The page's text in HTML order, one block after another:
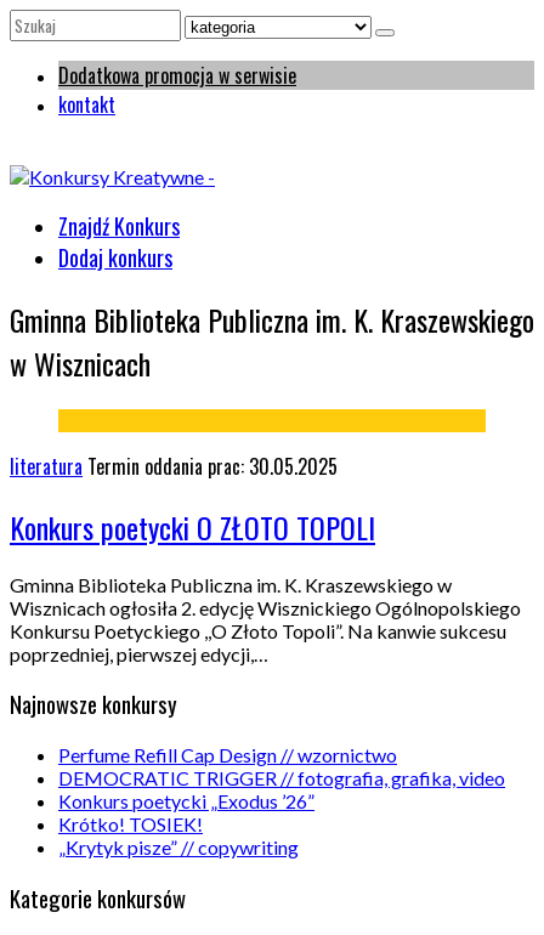
Dodatkowa promocja w serwisie
kontakt
Znajdź Konkurs
Dodaj konkurs
Gminna Biblioteka Publiczna im. K. Kraszewskiego
w Wisznicach
literatura Termin oddania prac: 30.05.2025
Konkurs poetycki O ZŁOTO TOPOLI
Gminna Biblioteka Publiczna im. K. Kraszewskiego w
Wisznicach ogłosiła 2. edycję Wisznickiego Ogólnopolskiego
Konkursu Poetyckiego ,,O Złoto Topoli”. Na kanwie sukcesu
poprzedniej, pierwszej edycji,…
Najnowsze konkursy
Perfume Refill Cap Design // wzornictwo
DEMOCRATIC TRIGGER // fotografia, grafika, video
Konkurs poetycki „Exodus ’26”
Krótko! TOSIEK!
„Krytyk pisze” // copywriting
Kategorie konkursów